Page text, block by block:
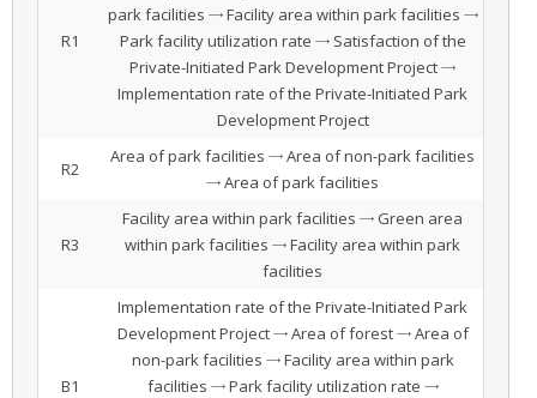
R1
park facilities → Facility area within park facilities →
Park facility utilization rate → Satisfaction of the
Private-Initiated Park Development Project →
Implementation rate of the Private-Initiated Park
Development Project
R2
Area of park facilities → Area of non-park facilities
→ Area of park facilities
R3
Facility area within park facilities → Green area
within park facilities → Facility area within park
facilities
B1
Implementation rate of the Private-Initiated Park
Development Project → Area of forest → Area of
non-park facilities → Facility area within park
facilities → Park facility utilization rate →